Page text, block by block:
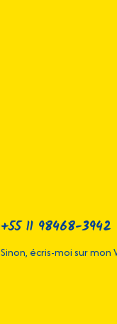
+55 11 98468-3942
Sinon, écris-moi sur mon